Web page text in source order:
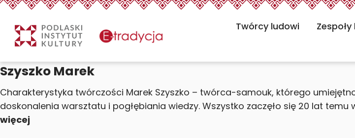
eTradycjaSzyszko Marek -Twórcy ludowi
Treść
Szyszko Marek
Charakterystyka twórczości Marek Szyszko – twórca-samouk, którego
doskonalenia warsztatu i pogłębiania wiedzy. Wszystko zaczęło się 20 lat temu
więcej